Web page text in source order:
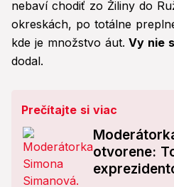
nebaví chodiť zo Žiliny do
okreskách, po totálne
kde je množstvo áut. Vy nie
dodal.
Prečítajte si viac
otvorene: